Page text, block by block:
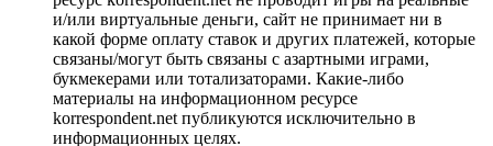
и/или виртуальные деньги, сайт не принимает ни в
какой форме оплату ставок и других платежей, которые
связаны/могут быть связаны с азартными играми,
букмекерами или тотализаторами. Какие-либо
материалы на информационном ресурсе
korrespondent.net публикуются исключительно в
информационных целях.